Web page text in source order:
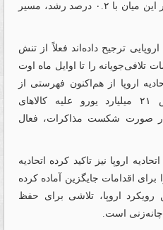
تنها شاخص بورس لندن توانست در این میان با ۰.۲ درصد رشد، مسیر
ترجیح داده‌‌‌اند فعلاً از تنش
تلافی‌‌‌جویانه را تا اوایل ماه اوت
اروپا از هم‌‌‌اکنون فهرستی از
تعرفه‌‌‌های تلافی‌‌‌جویانه به ارزش ۲۱ میلیارد یورو علیه کالاهای
صورت شکست مذاکرات، فعال
اروپا نیز تاکید کرده اتحادیه
اقدامات جایگزین آماده کرده
رویکرد اروپا، تلاشی برای حفظ
است.